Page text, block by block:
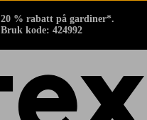
20 % rabatt på gardiner*.
Bruk kode: 424992